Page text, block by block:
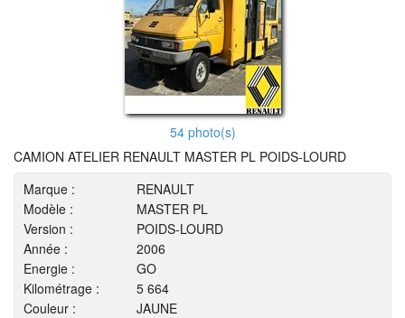
54 photo(s)
CAMION ATELIER RENAULT MASTER PL POIDS-LOURD
Marque :
RENAULT
Modèle :
MASTER PL
Version :
POIDS-LOURD
Année :
2006
Energie :
GO
Kilométrage :
5 664
Couleur :
JAUNE